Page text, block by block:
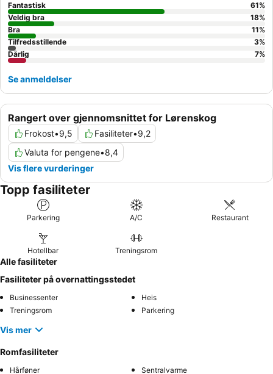
Rangert over gjennomsnittet for Lørenskog
Frokost•9,5 Fasiliteter•9,2
Valuta for pengene•8,4
Vis flere vurderinger
Fantastisk 61%
Veldig bra
18%
Bra
11%
Tilfredsstillende
3%
Dårlig
7%
Se anmeldelser
Topp fasiliteter
Parkering A/C Restaurant
Hotellbar Treningsrom
Alle fasiliteter
Fasiliteter på overnattingsstedet
Businessenter
Heis
Treningsrom
Parkering
Vis mer
Romfasiliteter
Hårføner Sentralvarme